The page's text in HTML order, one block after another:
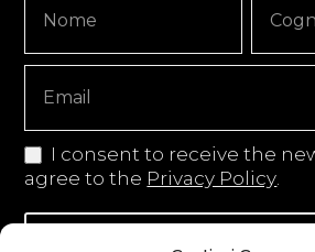
Signup
Copy
I consent to receive the
agree to the Privacy Policy
Iscriviti alla